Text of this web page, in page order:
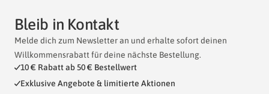
Bleib in Kontakt
Melde dich zum Newsletter an und erhalte sofort deinen
Willkommensrabatt für deine nächste Bestellung.
10 € Rabatt ab 50 € Bestellwert
Exklusive Angebote & limitierte Aktionen